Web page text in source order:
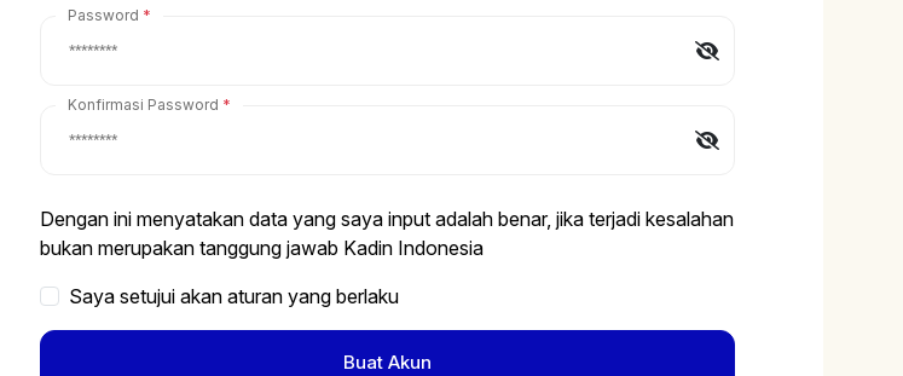
Password
Konfirmasi Password
Dengan ini menyatakan data yang saya input adalah benar, jika terjadi kesalahan
bukan merupakan tanggung jawab Kadin Indonesia
Saya setujui akan aturan yang berlaku
Buat Akun